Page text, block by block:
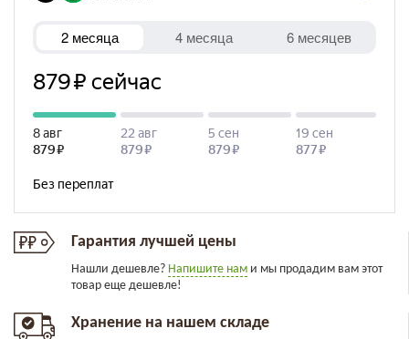
Гарантия лучшей цены
Нашли дешевле? Напишите нам и мы продадим вам этот
товар еще дешевле!
Хранение на нашем складе